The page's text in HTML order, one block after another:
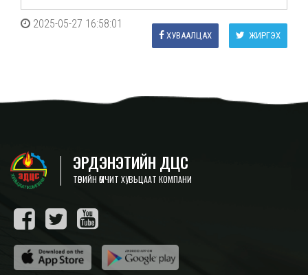
2025-05-27 16:58:01
ЖИРГЭХ
ХУВААЛЦАХ
ЭРДЭНЭТИЙН ДЦС
ТӨРИЙН ӨМЧИТ ХУВЬЦААТ КОМПАНИ